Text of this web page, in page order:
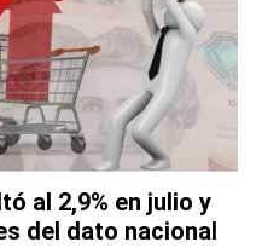
al 2,9% en julio y
del dato nacional